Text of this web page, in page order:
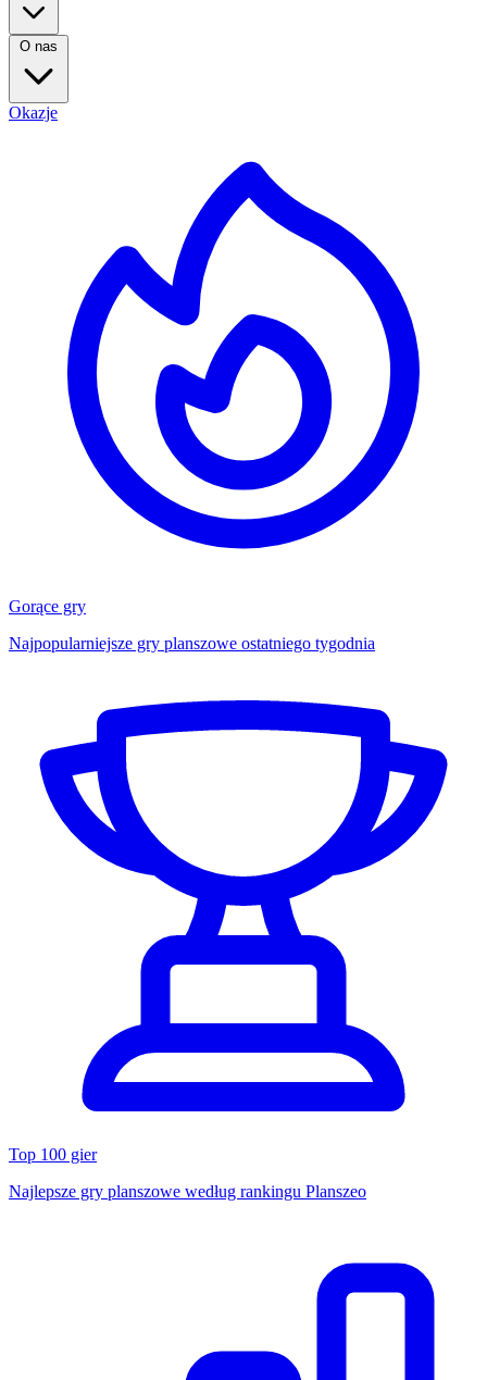
O nas
Okazje
Gorące gry
Najpopularniejsze gry planszowe ostatniego tygodnia
Top 100 gier
Najlepsze gry planszowe według rankingu Planszeo